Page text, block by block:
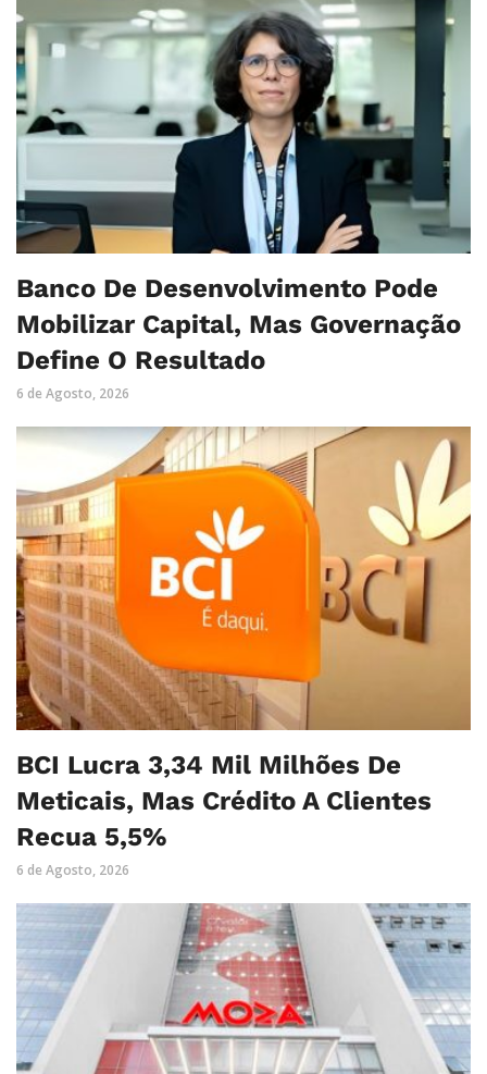
Banco De Desenvolvimento Pode
Mobilizar Capital, Mas Governação
Define O Resultado
6 de Agosto, 2026
BCI Lucra 3,34 Mil Milhões De
Meticais, Mas Crédito A Clientes
Recua 5,5%
6 de Agosto, 2026